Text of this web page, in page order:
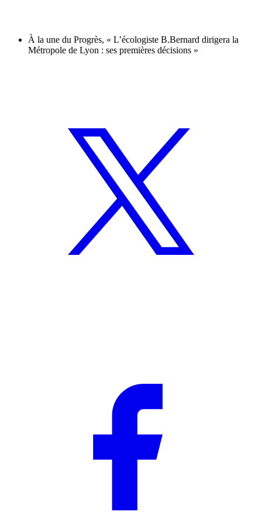
À la une du Progrès, « L’écologiste B.Bernard dirigera la
Métropole de Lyon : ses premières décisions »